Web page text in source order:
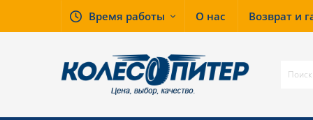
Время работы О нас Возврат и